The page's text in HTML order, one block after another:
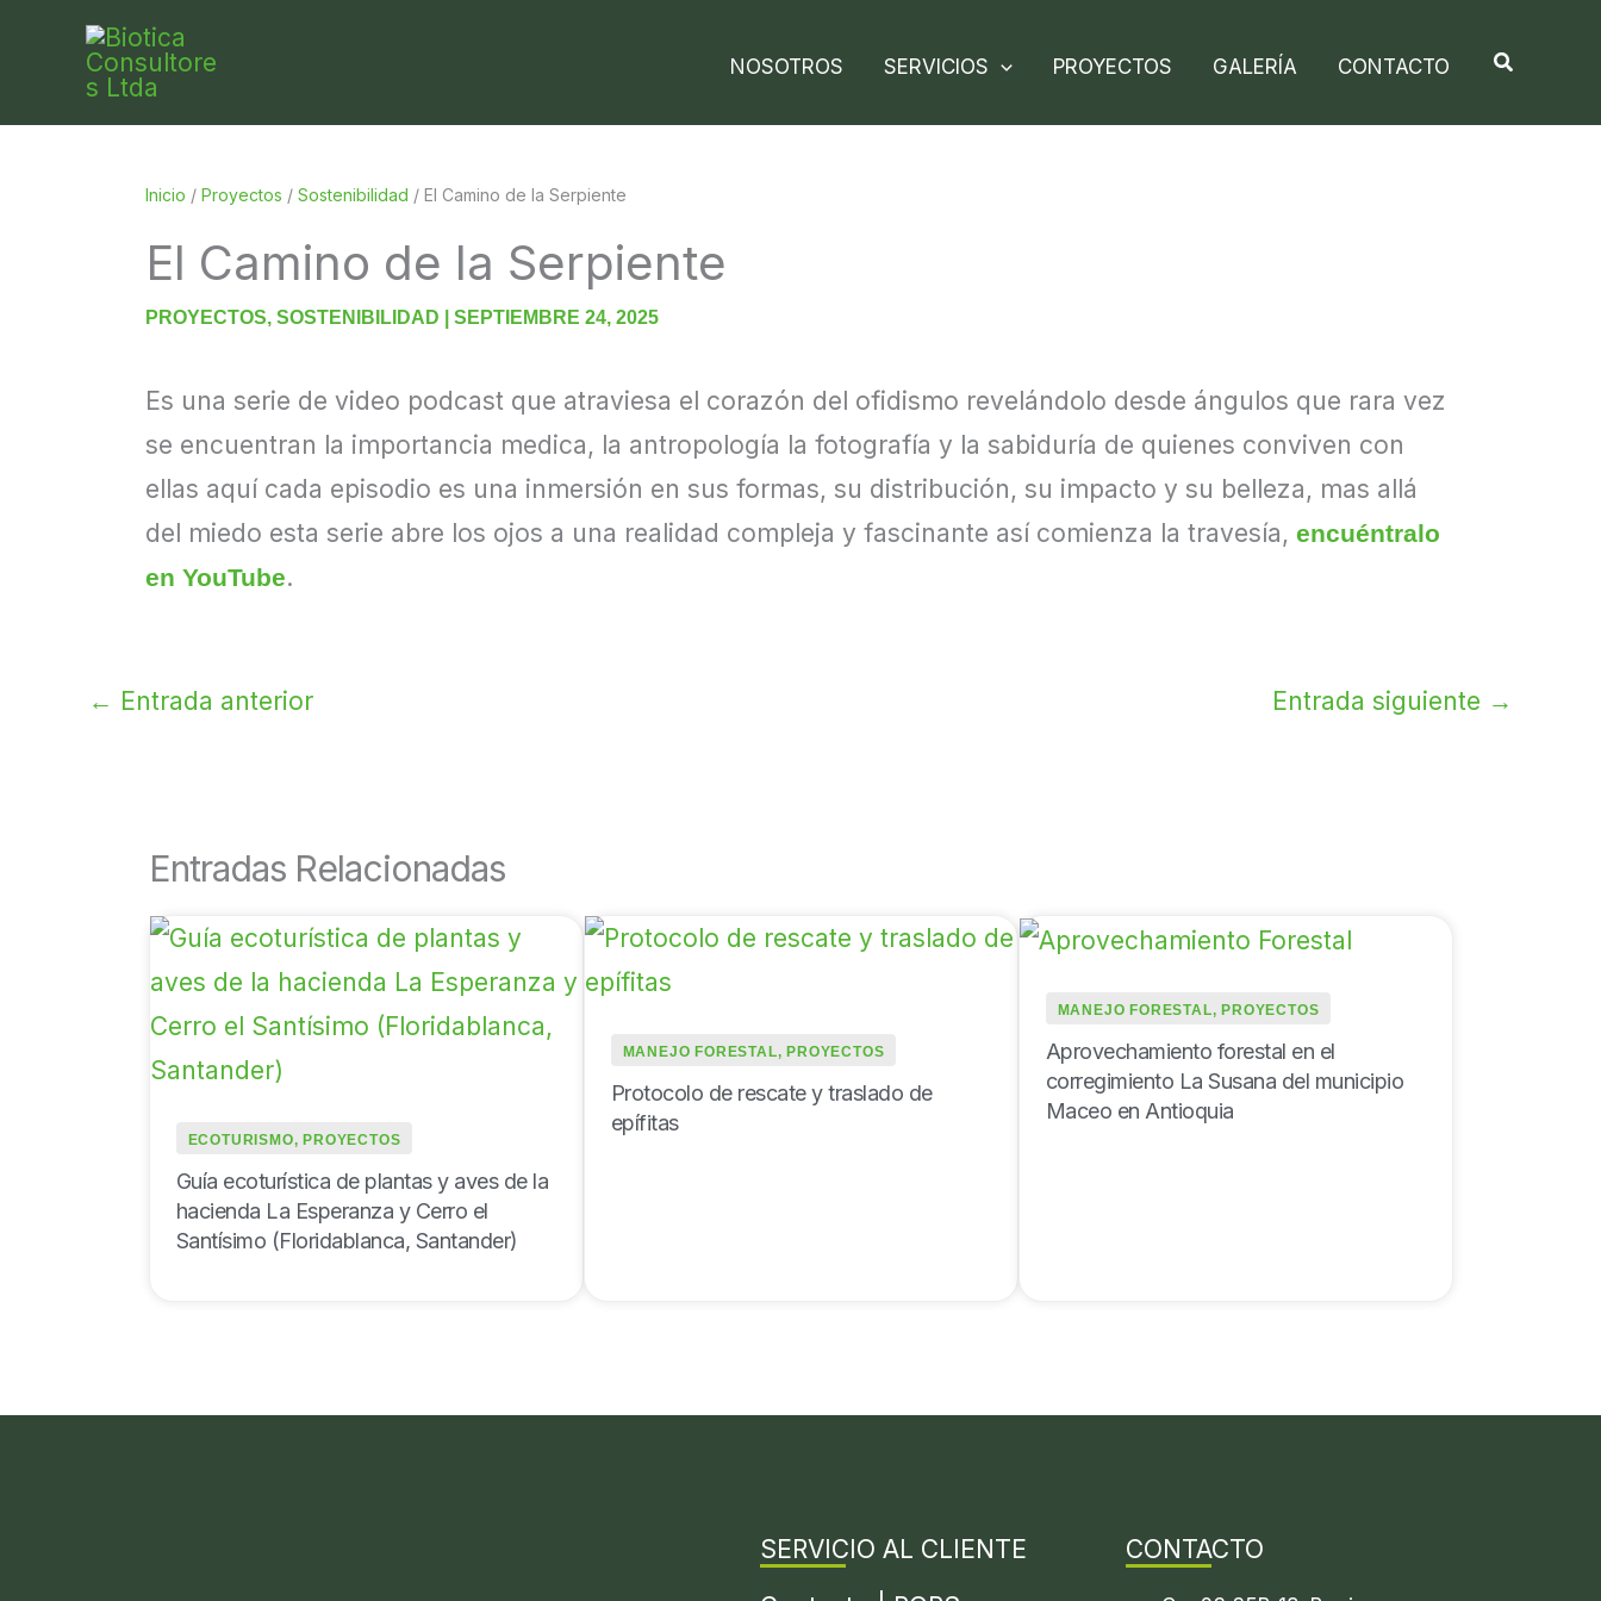
NOSOTROS SERVICIOS PROYECTOS GALERÍA CONTACTO
Inicio / Proyectos / Sostenibilidad / El Camino de la Serpiente
El Camino de la Serpiente
PROYECTOS, SOSTENIBILIDAD SEPTIEMBRE 24, 2025
Es una serie de video podcast que atraviesa el corazón del ofidismo revelándolo desde ángulos que rara vez
se encuentran la importancia medica, la antropología la fotografía y la sabiduría de quienes conviven con
ellas aquí cada episodio es una inmersión en sus formas, su distribución, su impacto y su belleza, mas allá
del miedo esta serie abre los ojos a una realidad compleja y fascinante así comienza la travesía, encuéntralo
en YouTube.
← Entrada anterior Entrada siguiente →
Entradas Relacionadas
Guía ecoturística de plantas y aves de la
hacienda La Esperanza y Cerro el
Santísimo (Floridablanca, Santander)
ECOTURISMO, PROYECTOS
Protocolo de rescate y traslado de
epífitas
MANEJO FORESTAL, PROYECTOS
Aprovechamiento forestal en el
corregimiento La Susana del municipio
Maceo en Antioquia
MANEJO FORESTAL, PROYECTOS
SERVICIO AL CLIENTE
CONTACTO